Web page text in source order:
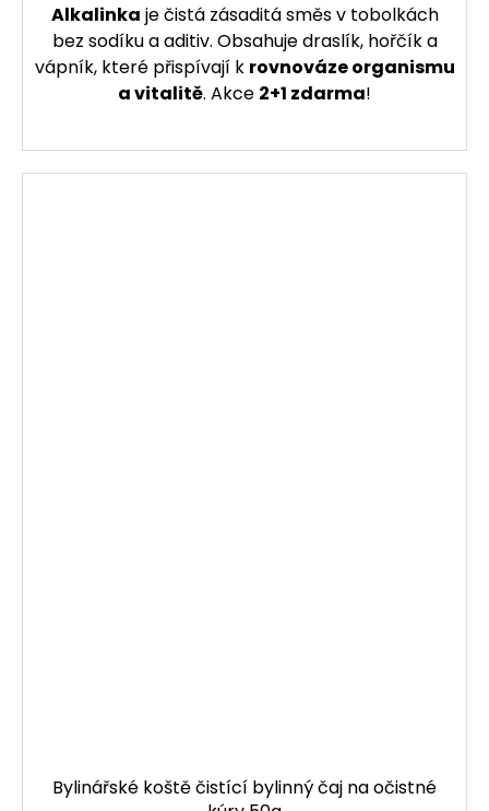
Alkalinka je čistá zásaditá směs v tobolkách
bez sodíku a aditiv. Obsahuje draslík, hořčík a
vápník, které přispívají k rovnováze organismu
a vitalitě. Akce 2+1 zdarma!
Bylinářské koště čistící bylinný čaj na očistné